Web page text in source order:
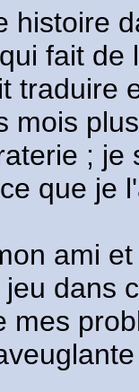
histoire
fait de
traduire
mois
; je
que je
ami
dans
mes